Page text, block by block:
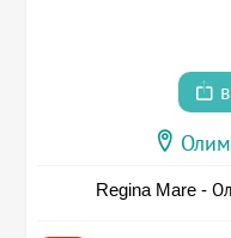
Regina Mare -